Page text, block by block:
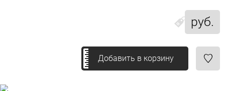
руб.
Добавить в корзину